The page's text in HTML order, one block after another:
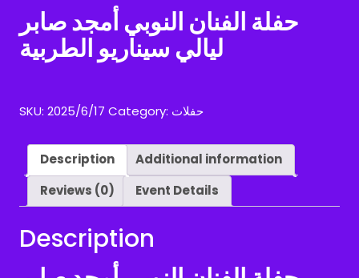
حفلة الفنان النوبي أمجد صابر
ليالي سيناريو الطربية
SKU: 2025/6/17 Category: حفلات
Description
Additional information
Reviews (0)
Event Details
Description